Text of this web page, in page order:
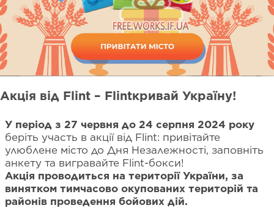
Акція від Flint – Flintкривай Україну!
У період з 27 червня до 24 серпня 2024 року
беріть участь в акції від Flint: привітайте
улюблене місто до Дня Незалежності, заповніть
анкету та вигравайте Flint-бокси!
Акція проводиться на території України, за
винятком тимчасово окупованих територій та
районів проведення бойових дій.